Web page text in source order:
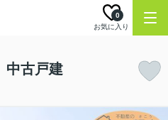
お気に入り
0
古戸建